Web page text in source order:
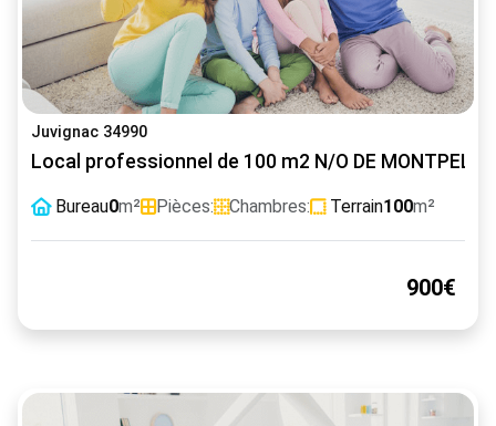
Juvignac 34990
Local professionnel de 100 m2 N/O DE
Bureau0m² Pièces: Chambres: Terrain100m²
900€